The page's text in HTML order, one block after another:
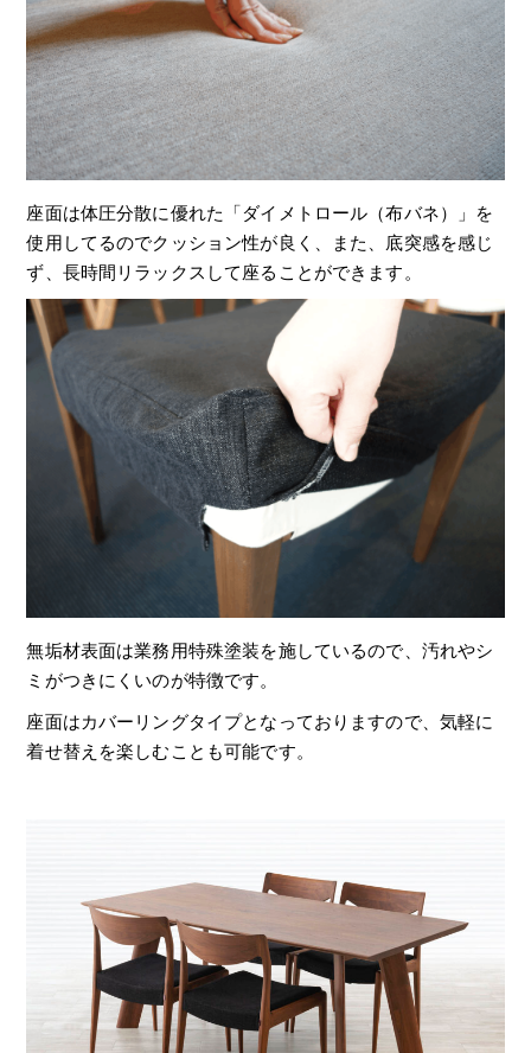
座面は体圧分散に優れた「ダイメトロール（布バネ）」を
使用してるのでクッション性が良く、また、底突感を感じ
ず、長時間リラックスして座ることができます。
無垢材表面は業務用特殊塗装を施しているので、汚れやシ
ミがつきにくいのが特徴です。
座面はカバーリングタイプとなっておりますので、気軽に
着せ替えを楽しむことも可能です。